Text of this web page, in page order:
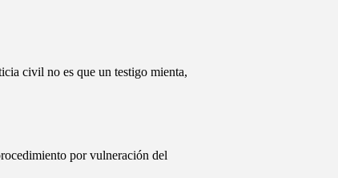
civil no es que un testigo mienta,
por vulneración del